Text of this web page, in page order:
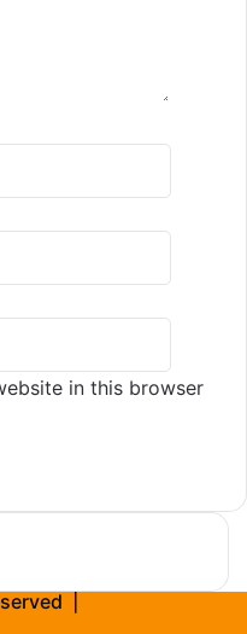
in this browser
|